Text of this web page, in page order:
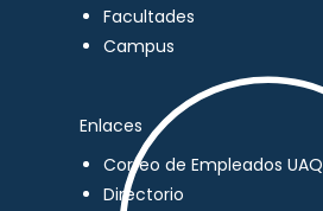
Facultades
Campus
Enlaces
Correo de Empleados UAQ
Directorio